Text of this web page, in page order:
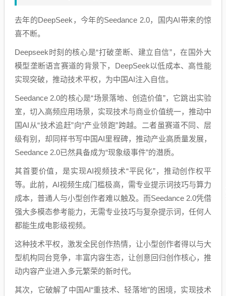
去年的DeepSeek，今年的Seedance 2.0，国内AI带来的惊
喜不断。
Deepseek时刻的核心是“打破垄断、建立自信”，在国外大
模型垄断语言赛道的背景下，DeepSeek以低成本、高性能
实现突破，推动技术平权，为中国AI注入自信。
Seedance 2.0的核心是“场景落地、创造价值”，它跳出实验
室，切入高频应用场景，实现技术与商业价值统一，推动中
国AI从“技术追赶”向“产业领跑”跨越。二者虽赛道不同、层
级有别，却同样书写中国AI里程碑，推动产业高质量发展，
Seedance 2.0已然具备成为“现象级事件”的潜质。
其首要价值，是实现AI视频技术“平民化”，推动创作权平
等。此前，AI视频生成门槛极高，需专业提示词技巧与算力
成本，普通人与小型创作者难以触及。而Seedance 2.0凭借
强大多模态参考能力，无需专业技巧与复杂提示词，任何人
都能生成电影级视频。
这种技术平权，激发全民创作热情，让小型创作者得以与大
型机构同台竞争，丰富内容生态，让创意回归创作核心，推
动内容产业进入多元繁荣的新时代。
其次，它破解了中国AI“重技术、轻落地”的困境，实现技术